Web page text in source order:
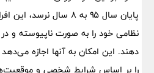
پایان سال ۹۵ به ۸ سال
نظامی خود را به صورت ناپیوسته و
دهند. این امکان به آنها اجازه
را بر اساس شرایط شخصی و